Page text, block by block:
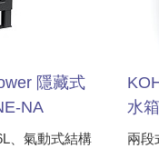
隱藏式
NA
、氣動式結構
水
兩段